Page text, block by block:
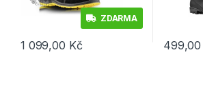
ZDARMA
1 099,00 Kč
Tento produkt má více variant.
499,00
Tento